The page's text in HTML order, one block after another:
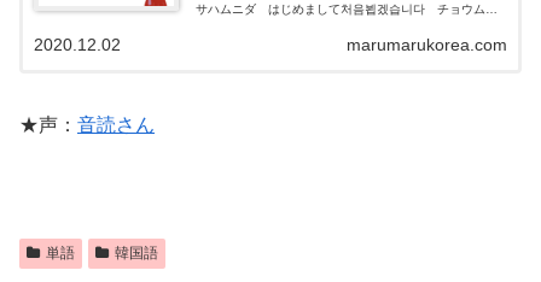
サハムニダ はじめまして처음뵙겠습니다 チョウムベ
marumarukorea.com
2020.12.02
★声： 音読さん
単語 韓国語